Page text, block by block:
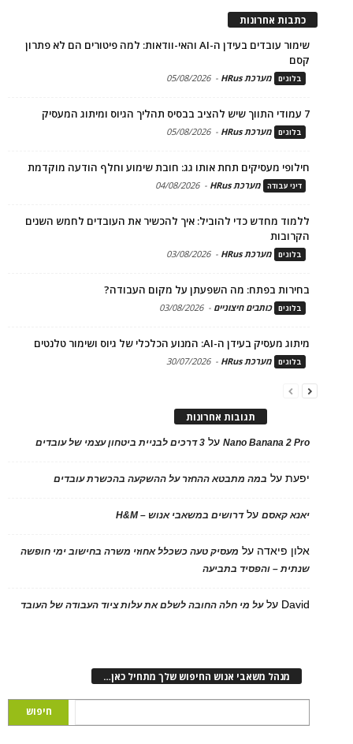
כתבות אחרונות
שימור עובדים בעידן ה-AI והאי-וודאות: למה פיטורים הם לא פתרון
קסם
בלוגים מערכת HRus -
05/08/2026
7 עמודי התווך שיש להציב בבסיס תהליך הגיוס ומיתוג המעסיק
בלוגים מערכת HRus -
05/08/2026
חילופי מעסיקים תחת אותו גג: חובת שימוע וחלף הודעה מוקדמת
דיני עבודה מערכת HRus -
04/08/2026
ללמוד מחדש כדי להוביל: איך להכשיר את העובדים לחמש השנים
הקרובות
בלוגים מערכת HRus -
03/08/2026
בחירות בפתח: מה השפעתן על מקום העבודה?
בלוגים כותבים חיצוניים -
03/08/2026
מיתוג מעסיק בעידן ה-AI: המנוע הכלכלי של גיוס ושימור טלנטים
בלוגים מערכת HRus -
30/07/2026
תגובות אחרונות
Nano Banana 2 Proעל 3 דרכים לבניית ביטחון עצמי של עובדים
יפעתעל במה מתבטא ההחזר על ההשקעה בהכשרת עובדים
יאנא קאסםעלדרושים במשאבי אנוש – H&M
אלון פיאדה על מעסיק טעה כשכלל אחוזי משרה בחישוב ימי חופשה
שנתית – והפסיד בתביעה
David עלעל מי חלה החובה לשלם את עלות ציוד העבודה של העובד
מנהל משאבי אנוש החיפוש שלך מתחיל כאן…